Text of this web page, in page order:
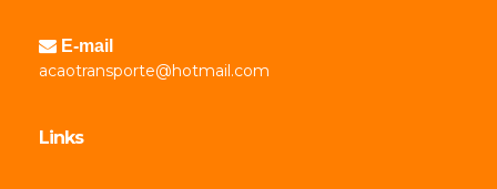
E-mail
acaotransporte@hotmail.com
Links